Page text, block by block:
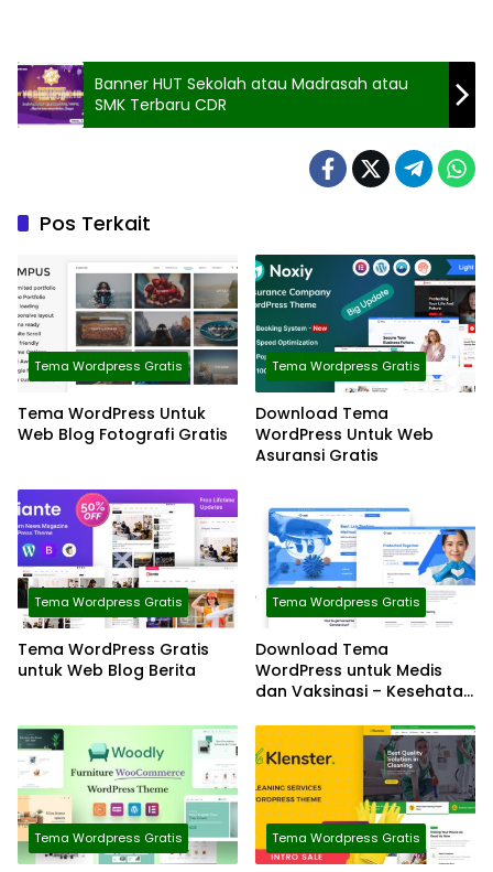
Banner HUT Sekolah atau Madrasah atau
SMK Terbaru CDR
Pos Terkait
Tema Wordpress Gratis
Tema WordPress Untuk
Web Blog Fotografi Gratis
Tema Wordpress Gratis
Download Tema
WordPress Untuk Web
Asuransi Gratis
Tema Wordpress Gratis
Tema WordPress Gratis
untuk Web Blog Berita
Tema Wordpress Gratis
Download Tema
WordPress untuk Medis
dan Vaksinasi – Kesehatan
Tema Wordpress Gratis Tema Wordpress Gratis